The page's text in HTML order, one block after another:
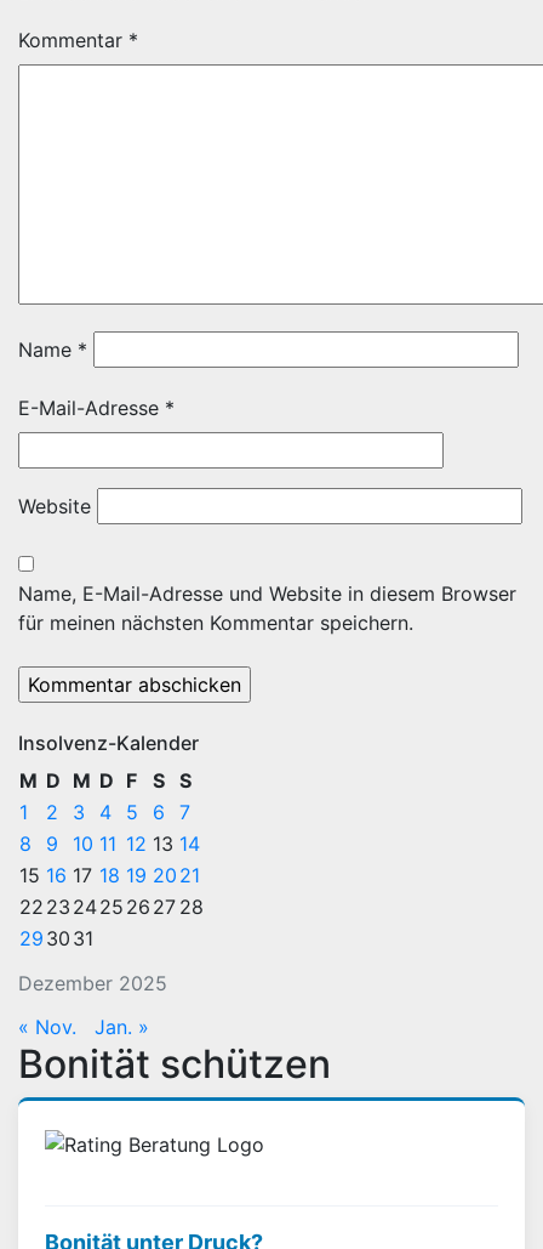
Kommentar *
Name *
E-Mail-Adresse *
Website
Name, E-Mail-Adresse und Website in diesem Browser
für meinen nächsten Kommentar speichern.
Insolvenz-Kalender
Dezember 2025
M D M D F S S
1
2 3 4 5 6
7
8
9 10 11 12 13 14
15 16 17 18 19 20 21
22 23 2425 26 27 28
29 30 31
« Nov. Jan. »
Bonität schützen
Bonität unter Druck?